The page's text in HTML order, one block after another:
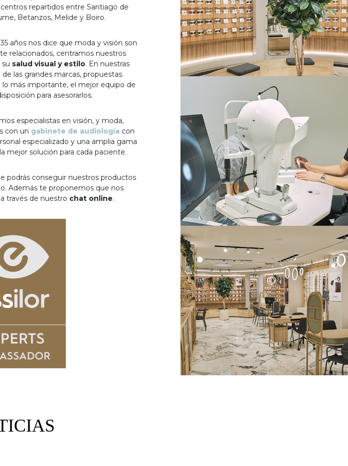
repartidos entre Santiago de
Betanzos, Melide y Boiro.
años nos dice que moda y visión son
relacionados, centramos nuestros
salud visual y estilo. En nuestras
las grandes marcas, propuestas
lo más importante, el mejor equipo de
para asesorarlos.
especialistas en visión, y moda,
con un gabinete de audiología con
especializado y una amplia gama
mejor solución para cada paciente.
podrás conseguir nuestros productos
Además te proponemos que nos
través de nuestro chat online.